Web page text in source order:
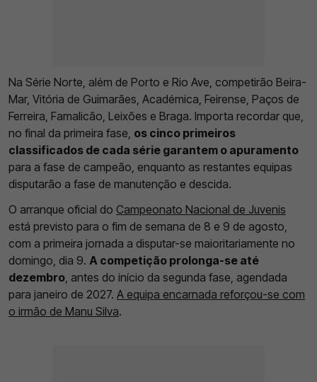
Na Série Norte, além de Porto e Rio Ave, competirão Beira-
Mar, Vitória de Guimarães, Académica, Feirense, Paços de
Ferreira, Famalicão, Leixões e Braga. Importa recordar que,
no final da primeira fase, os cinco primeiros
classificados de cada série garantem o apuramento
para a fase de campeão, enquanto as restantes equipas
disputarão a fase de manutenção e descida.
O arranque oficial do Campeonato Nacional de Juvenis
está previsto para o fim de semana de 8 e 9 de agosto,
com a primeira jornada a disputar-se maioritariamente no
domingo, dia 9. A competição prolonga-se até
dezembro , antes do início da segunda fase, agendada
para janeiro de 2027. A equipa encarnada reforçou-se com
o irmão de Manu Silva.